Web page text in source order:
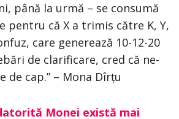
până la urmă – se consumă
pentru că X a trimis către K, Y,
care generează 10-12-20
de clarificare, cred că ne-
de cap.” – Mona Dîrțu
Monei există mai